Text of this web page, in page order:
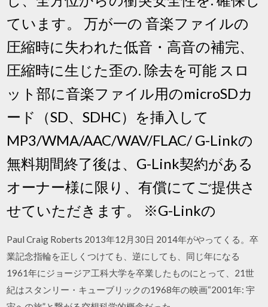
ています。 万が一の 音楽ファイルの
圧縮時に失われた低音・高音の補完、
圧縮時に生じた歪の. 除去を可能 スロ
ット部に音楽ファイル用のmicroSDカ
ード（SD、SDHC）を挿入して
MP3/WMA/AAC/WAV/FLAC/ G-Linkの
無料期間終了後は、G-Link契約がある
オーナー様に限り、有償にてご提供さ
せていただきます。 ※G-Linkの
Paul Craig Roberts 2013年12月30日 2014年がやってくる。卒
業記念指輪を正しくつけても、逆にしても、同じ年になる
1961年にジョージア工科大学を卒業したものにとって、21世
紀はスタンリー・キューブリックの1968年の映画“2001年: 宇